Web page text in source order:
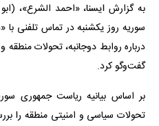
به گزارش ایسنا، «احمد الشرع»،
سوریه روز یکشنبه در تماس تلفنی با
درباره روابط دوجانبه، تحولات
گفت‌وگو کرد.
بر اساس بیانیه ریاست جمهوری
تحولات سیاسی و امنیتی منطقه را